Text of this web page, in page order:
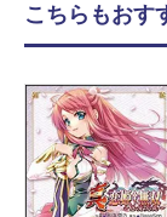
こちらもおす